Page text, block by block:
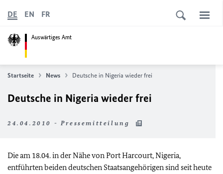
Auswärtiges Amt
DE EN FR
Startseite News Deutsche in Nigeria wieder frei
Deutsche in Nigeria wieder frei
24.04.2010 - Pressemitteilung
Die am 18.04. in der Nähe von Port Harcourt, Nigeria,
entführten beiden deutschen Staatsangehörigen sind seit heute